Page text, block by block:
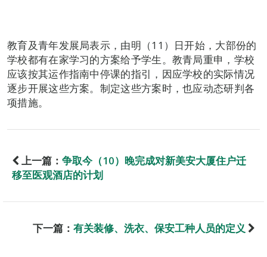
教育及青年发展局表示，由明（11）日开始，大部份的
学校都有在家学习的方案给予学生。教青局重申，学校
应该按其运作指南中停课的指引，因应学校的实际情况
逐步开展这些方案。制定这些方案时，也应动态研判各
项措施。
上一篇： 争取今（10）晚完成对新美安大厦住户迁
移至医观酒店的计划
下一篇： 有关装修、洗衣、保安工种人员的定义